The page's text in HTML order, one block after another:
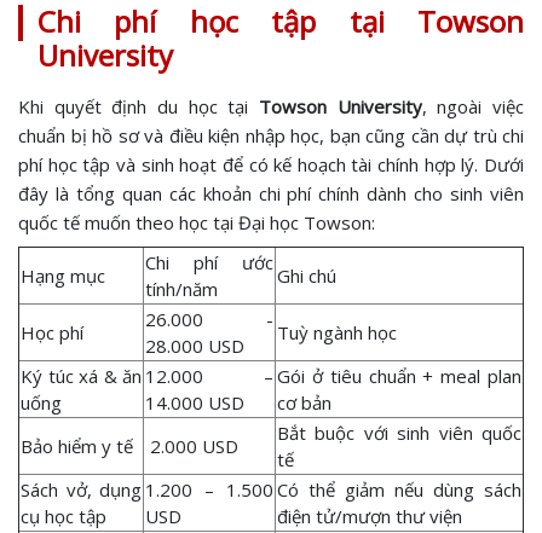
Chi phí học tập tại Towson
University
Khi quyết định du học tại Towson University, ngoài việc
chuẩn bị hồ sơ và điều kiện nhập học, bạn cũng cần dự trù chi
phí học tập và sinh hoạt để có kế hoạch tài chính hợp lý. Dưới
đây là tổng quan các khoản chi phí chính dành cho sinh viên
quốc tế muốn theo học tại Đại học Towson:
Hạng mục
Chi phí ước
tính/năm
Ghi chú
Học phí
26.000 -
28.000 USD
Tuỳ ngành học
Ký túc xá & ăn
uống
12.000 –
14.000 USD
Gói ở tiêu chuẩn + meal plan
cơ bản
Bảo hiểm y tế
2.000 USD
Bắt buộc với sinh viên quốc
tế
Sách vở, dụng
cụ học tập
1.200 – 1.500
USD
Có thể giảm nếu dùng sách
điện tử/mượn thư viện